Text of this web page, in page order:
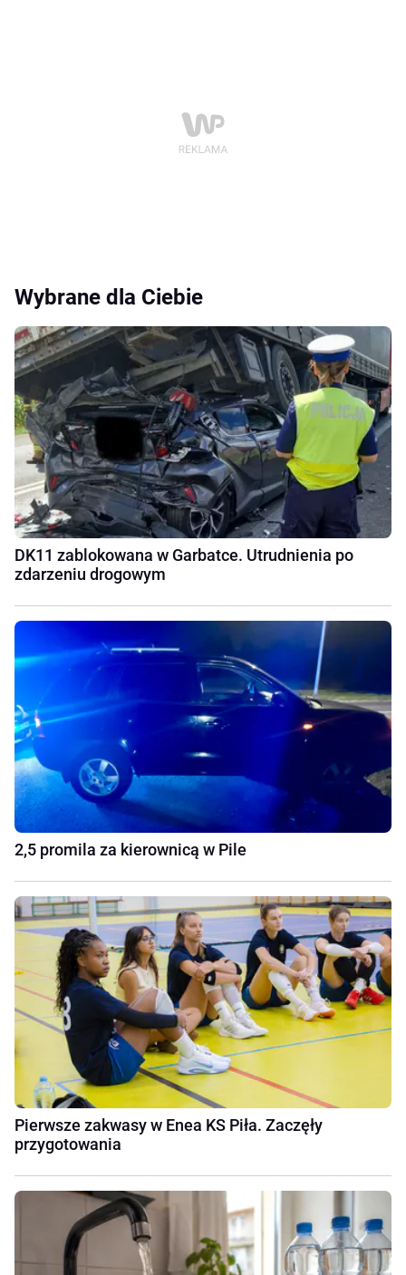
Wybrane dla Ciebie
DK11 zablokowana w Garbatce. Utrudnienia po
zdarzeniu drogowym
2,5 promila za kierownicą w Pile
Pierwsze zakwasy w Enea KS Piła. Zaczęły
przygotowania